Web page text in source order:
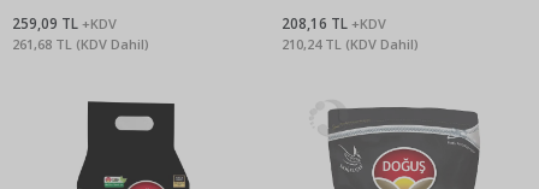
259,09 TL +KDV
261,68 TL (KDV Dahil)
208,16 TL +KDV
210,24 TL (KDV Dahil)